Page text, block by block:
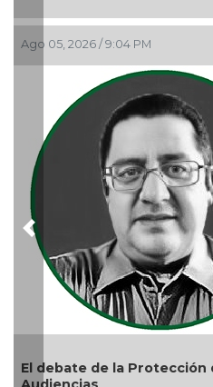
las
¿Quién es periodista?
Ago 05, 2026 / 9:15 AM